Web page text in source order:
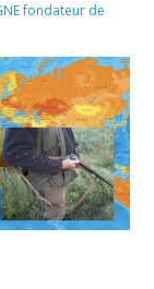
fondateur de